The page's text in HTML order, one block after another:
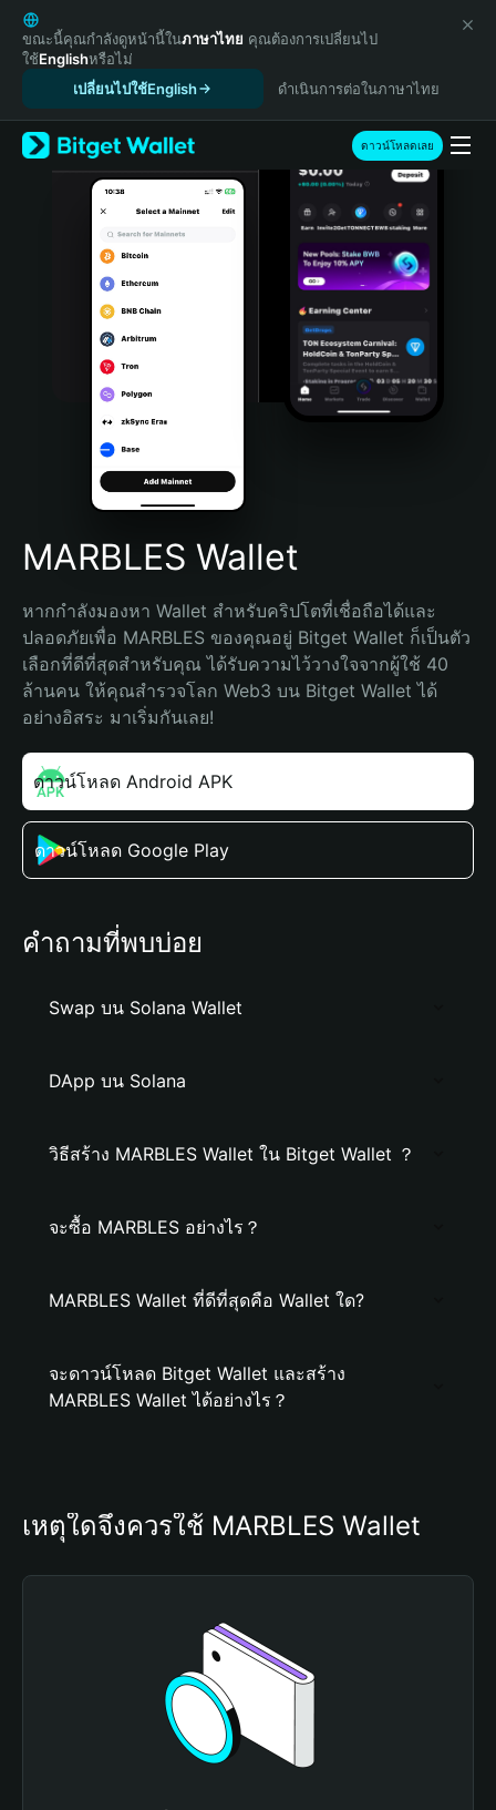
English
日本語
Tiếng Việt
Español (Latinoamérica)
Türkçe
Italiano
Português (Portugal)
Bahasa Indonesia
Português (Brasil)
Español (Argentina)
ขณะนี้คุณกำลังดูหน้านี้ในภาษาไทย คุณต้องการเปลี่ยนไป
ใช้Englishหรือไม่
เปลี่ยนไปใช้English
ดำเนินการต่อในภาษาไทย
ดาวน์โหลดเลย
MARBLES Wallet
หากกำลังมองหา Wallet สำหรับคริปโตที่เชื่อถือได้และ
ปลอดภัยเพื่อ MARBLES ของคุณอยู่ Bitget Wallet ก็เป็นตัว
เลือกที่ดีที่สุดสำหรับคุณ ได้รับความไว้วางใจจากผู้ใช้ 40
ล้านคน ให้คุณสำรวจโลก Web3 บน Bitget Wallet ได้
อย่างอิสระ มาเริ่มกันเลย!
ดาวน์โหลด Android APK
ดาวน์โหลด Google Play
คำถามที่พบบ่อย
Swap บน Solana Wallet
DApp บน Solana
วิธีสร้าง MARBLES Wallet ใน Bitget Wallet ？
จะซื้อ MARBLES อย่างไร？
MARBLES Wallet ที่ดีที่สุดคือ Wallet ใด?
จะดาวน์โหลด Bitget Wallet และสร้าง
MARBLES Wallet ได้อย่างไร？
เหตุใดจึงควรใช้ MARBLES Wallet